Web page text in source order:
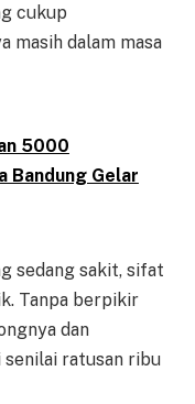
cukup
masih dalam masa
5000
Bandung Gelar
sedang sakit, sifat
Tanpa berpikir
dan
senilai ratusan ribu